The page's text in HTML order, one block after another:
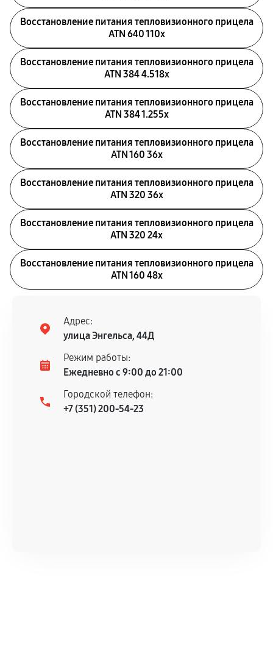
Восстановление питания тепловизионного прицела
ATN 640 110x
Восстановление питания тепловизионного прицела
ATN 384 4.518x
Восстановление питания тепловизионного прицела
ATN 384 1.255х
Восстановление питания тепловизионного прицела
ATN 160 36x
Восстановление питания тепловизионного прицела
ATN 320 36x
Восстановление питания тепловизионного прицела
ATN 320 24x
Восстановление питания тепловизионного прицела
ATN 160 48x
Адрес:
улица Энгельса, 44Д
Режим работы:
Ежедневно с 9:00 до 21:00
Городской телефон:
+7 (351) 200-54-23